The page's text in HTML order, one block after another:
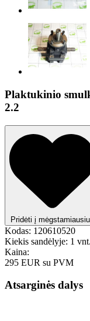
Plaktukinio
2.2
Pridėti į
Kodas: 120610520
Kiekis sandėlyje: 1 vnt.
Kaina:
295 EUR su PVM
Atsarginės dalys